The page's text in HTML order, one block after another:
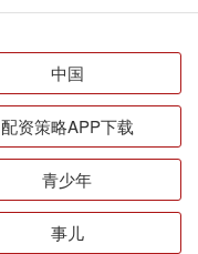
中国
配资策略APP下载
青少年
事儿